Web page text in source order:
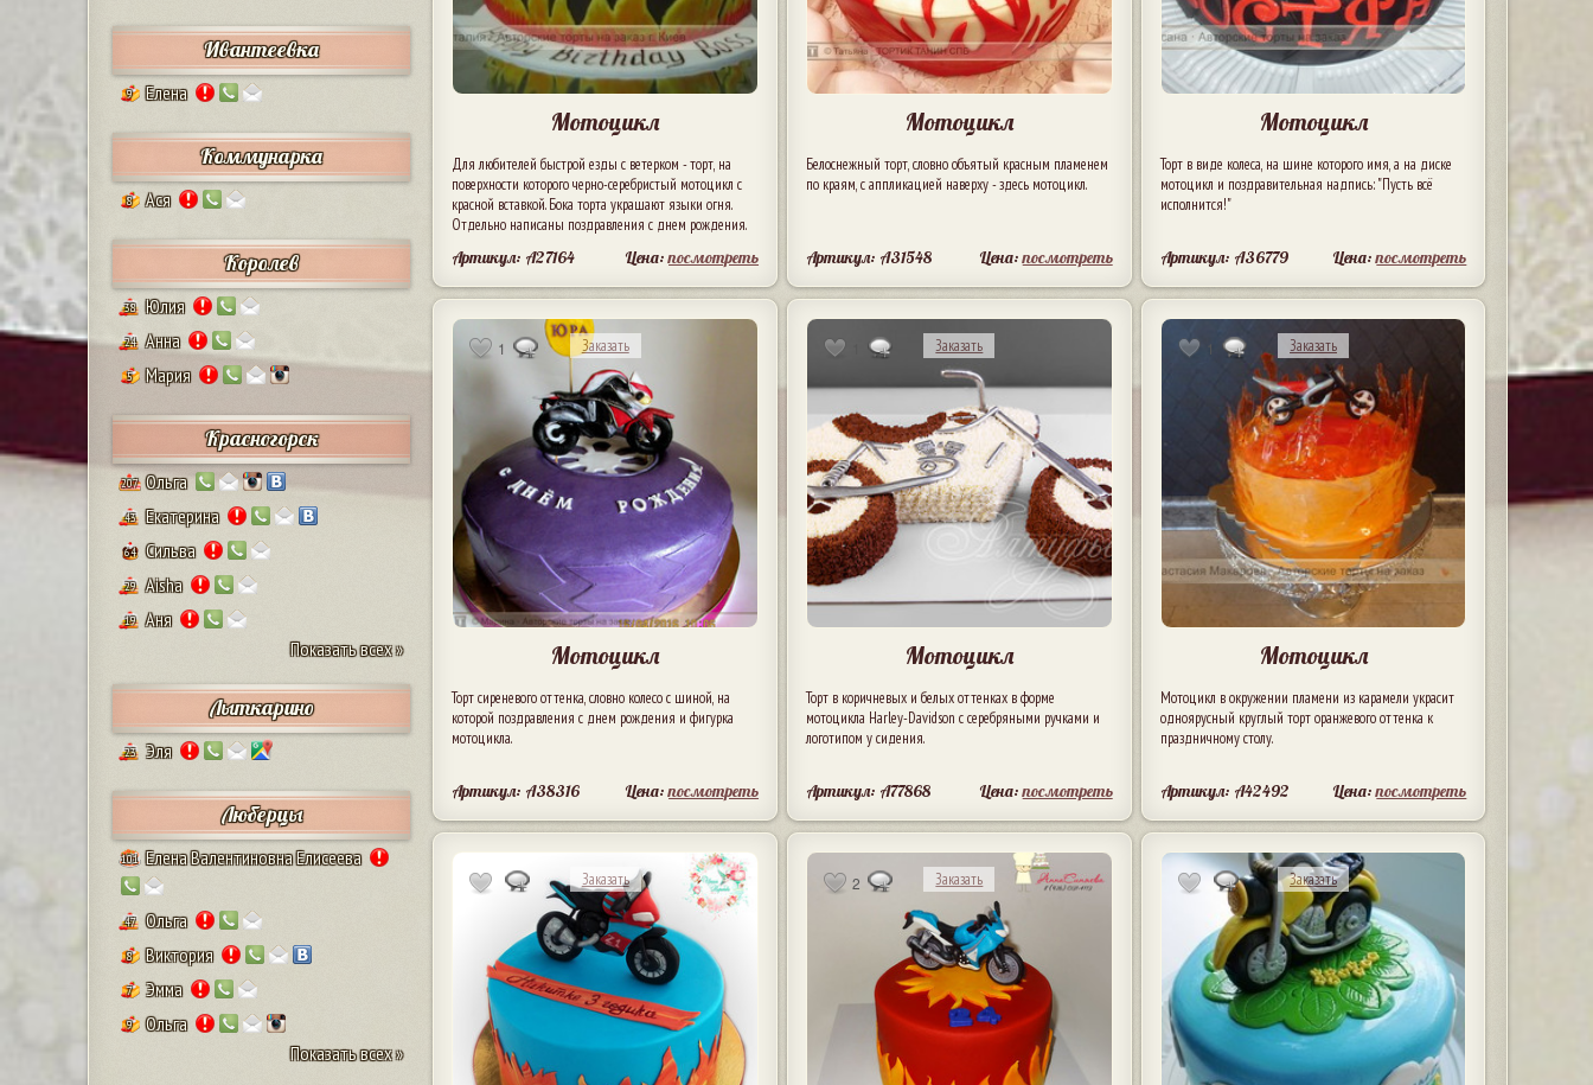
Ивантеевка
9 Елена
Коммунарка
8 Ася
Королев
38 Юлия
24 Анна
5 Мария
Красногорск
207 Ольга
43 Екатерина
64 Сильва
29 Aisha
19
Аня
Показать всех »
Лыткарино
23 Эля
Люберцы
101 Елена Валентиновна Елисеева
47 Ольга
8 Виктория
7 Эмма
9
Ольга
Показать всех »
Мотоцикл
Для любителей быстрой езды с ветерком - торт, на
поверхности которого черно-серебристый мотоцикл с
красной вставкой. Бока торта украшают языки огня.
Отдельно написаны поздравления с днем рождения.
Артикул: A27164 Цена:посмотреть
Мотоцикл
Белоснежный торт, словно объятый красным пламенем
по краям, с аппликацией наверху - здесь мотоцикл.
Артикул: A31548 Цена:посмотреть
Мотоцикл
Торт в виде колеса, на шине которого имя, а на диске
мотоцикл и поздравительная надпись: "Пусть всё
исполнится!"
Артикул: A36779 Цена:посмотреть
1 Заказать
Мотоцикл
Торт сиреневого оттенка, словно колесо с шиной, на
которой поздравления с днем рождения и фигурка
мотоцикла.
Артикул: A38316 Цена:посмотреть
Заказать
Мотоцикл
Торт в коричневых и белых оттенках в форме
мотоцикла Harley-Davidson с серебряными ручками и
логотипом у сидения.
Артикул: A77868 Цена:посмотреть
1 Заказать
Мотоцикл
Мотоцикл в окружении пламени из карамели украсит
одноярусный круглый торт оранжевого оттенка к
праздничному столу.
Артикул: A42492 Цена:посмотреть
Заказать 2 Заказать Заказать